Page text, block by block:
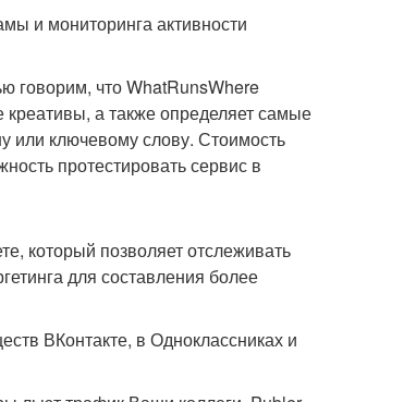
и мониторинга активности
говорим, что WhatRunsWhere
а также определяет самые
или ключевому слову. Стоимость
протестировать сервис в
который позволяет отслеживать
для составления более
ВКонтакте, в Одноклассниках и